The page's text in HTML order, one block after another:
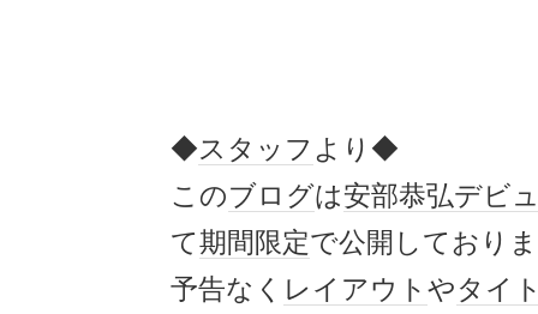
◆スタッフ より◆
このブログは安部恭弘デビ
て期間限定で公開しており
予告なく レイアウト やタイ